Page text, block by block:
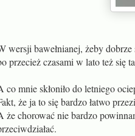
wersji bawełnianej, żeby
przecież czasami w lato też się
co mnie skłoniło do letniego
że ja to się bardzo łatwo
że chorować nie bardzo